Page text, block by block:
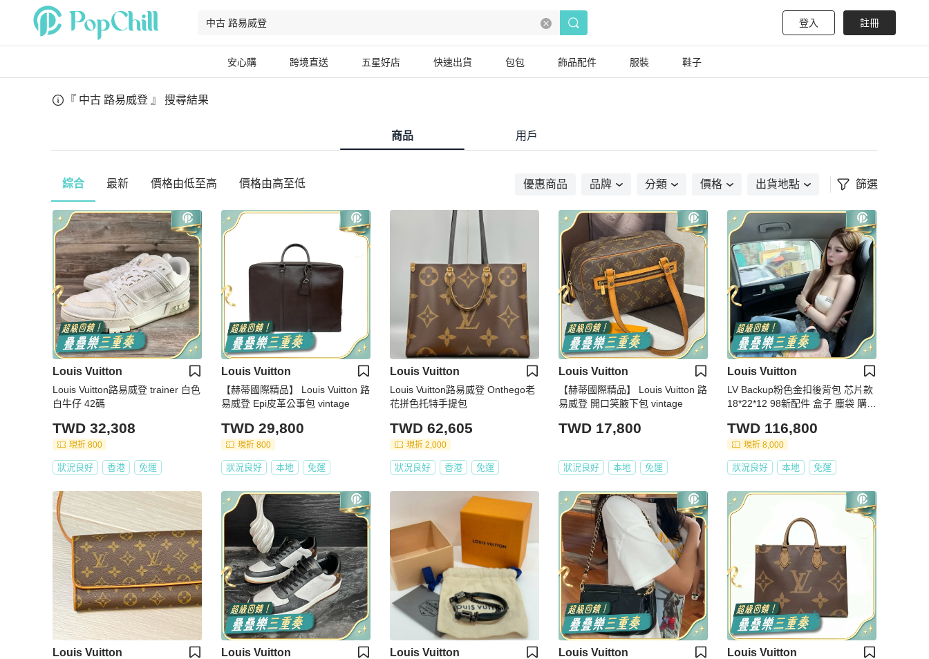
登入 註冊
安心購 跨境直送 五星好店 快速出貨 包包 飾品配件 服裝 鞋子
『 中古 路易威登 』 搜尋結果
商品 用戶
綜合 最新 價格由低至高 價格由高至低 優惠商品 品牌 分類 價格 出貨地點 篩選
Louis Vuitton
Louis Vuitton路易威登 trainer 白色
白牛仔 42碼
TWD 32,308
現折 800
狀況良好 香港 免運
Louis Vuitton
【赫蒂國際精品】 Louis Vuitton 路
易威登 Epi皮革公事包 vintage
TWD 29,800
現折 800
狀況良好 本地 免運
Louis Vuitton
Louis Vuitton路易威登 Onthego老
花拼色托特手提包
TWD 62,605
現折 2,000
狀況良好 香港 免運
Louis Vuitton
【赫蒂國際精品】 Louis Vuitton 路
易威登 開口笑腋下包 vintage
TWD 17,800
狀況良好 本地 免運
Louis Vuitton
LV Backup粉色金扣後背包 芯片款
18*22*12 98新配件 盒子 塵袋 購證
TWD 116,800
現折 8,000
狀況良好 本地 免運
Louis Vuitton Louis Vuitton Louis Vuitton Louis Vuitton Louis Vuitton